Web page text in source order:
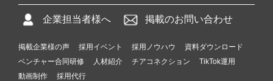
企業担当者様へ 掲載のお問い合わせ
掲載企業様の声 採用イベント 採用ノウハウ
資料ダウンロード
ベンチャー合同研修
人材紹介 チアコネクション
TikTok運用
動画制作
採用代行